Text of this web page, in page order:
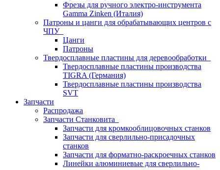
Фрезы для ручного электро-инструмента
Gamma Zinken (Италия)
Патроны и цанги для обрабатывающих центров с
ЧПУ
Цанги
Патроны
Твердосплавные пластины для деревообработки
Твердосплавные пластины производства
TIGRA (Германия)
Твердосплавные пластины производства
SVT
Запчасти
Распродажа
Запчасти Станковита
Запчасти для кромкооблицовочных станков
Запчасти для сверлильно-присадочных
станков
Запчасти для форматно-раскроечных станков
Линейки алюминиевые для сверлильно-